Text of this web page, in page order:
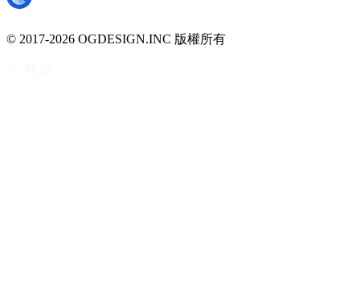
© 2017-2026 OGDESIGN.INC 版權所有